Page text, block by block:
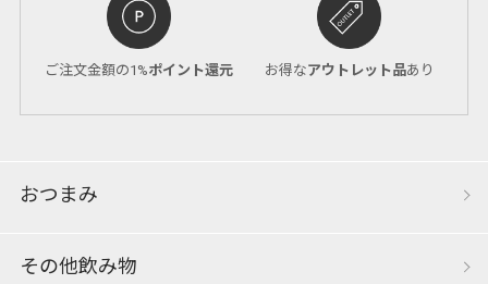
ご注文金額の1%ポイント還元 お得なアウトレット品あり
おつまみ
その他飲み物